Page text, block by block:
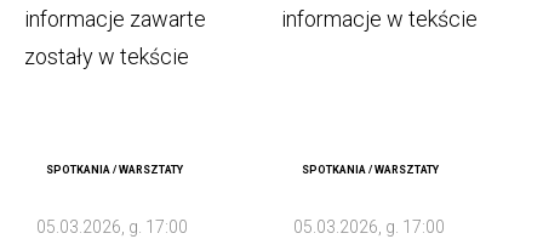
SPOTKANIA / WARSZTATY
05.03.2026, g. 17:00
SPOTKANIA / WARSZTATY
05.03.2026, g. 17:00